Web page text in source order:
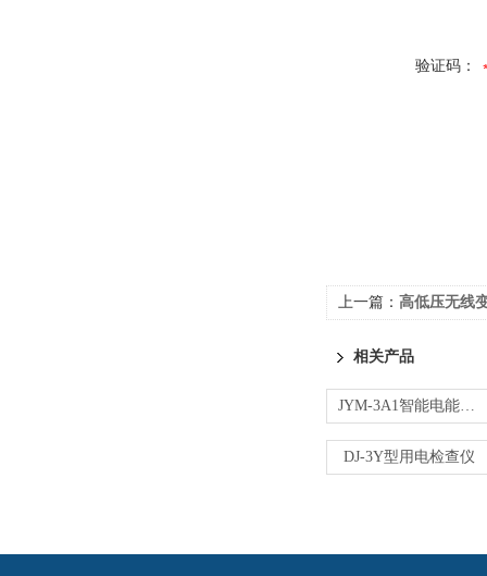
验证码：
上一篇： 高低压无线
相关产品
DJ-3Y型用电检查仪